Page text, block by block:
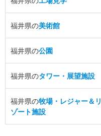
福井県の美術館
福井県の公園
福井県のタワー・展望施設
福井県の牧場・レジャー＆リ
ゾート施設